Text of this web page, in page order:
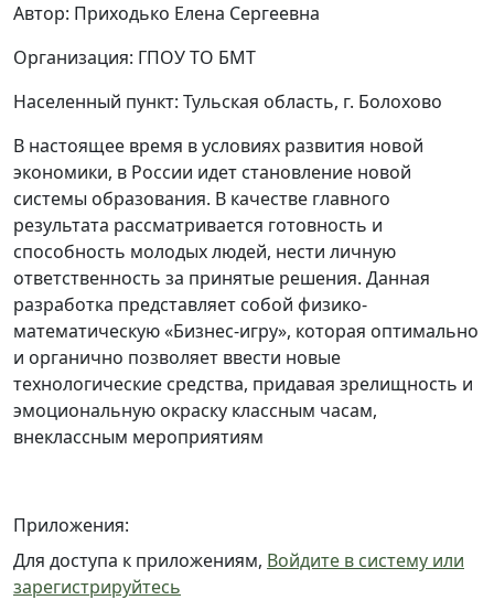
Автор: Приходько Елена Сергеевна
Организация: ГПОУ ТО БМТ
Населенный пункт: Тульская область, г. Болохово
В настоящее время в условиях развития новой
экономики, в России идет становление новой
системы образования. В качестве главного
результата рассматривается готовность и
способность молодых людей, нести личную
ответственность за принятые решения. Данная
разработка представляет собой физико-
математическую «Бизнес-игру», которая оптимально
и органично позволяет ввести новые
технологические средства, придавая зрелищность и
эмоциональную окраску классным часам,
внеклассным мероприятиям
Приложения:
Для доступа к приложениям, Войдите в систему или
зарегистрируйтесь